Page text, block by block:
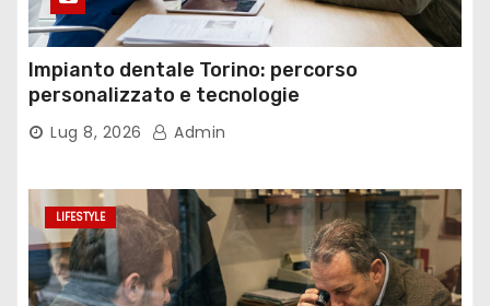
Impianto dentale Torino: percorso
personalizzato e tecnologie
Lug 8, 2026 Admin
LIFESTYLE